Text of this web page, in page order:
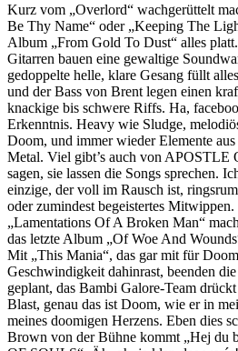
Kurz vom „Overlord“ wachgerüttelt
Be Thy Name“ oder „Keeping The
Album „From Gold To Dust“ alles
Gitarren bauen eine gewaltige
gedoppelte helle, klare Gesang füllt
und der Bass von Brent legen einen
knackige bis schwere Riffs. Ha,
Erkenntnis. Heavy wie Sludge,
Doom, und immer wieder Elemente
Metal. Viel gibt’s auch von
sagen, sie lassen die Songs sprechen.
einzige, der voll im Rausch ist,
oder zumindest begeistertes Mitwippen.
„Lamentations Of A Broken Man“
das letzte Album „Of Woe And
Mit „This Mania“, das gar mit für
Geschwindigkeit dahinrast, beenden
geplant, das Bambi Galore-Team
Blast, genau das ist Doom, wie er in
meines doomigen Herzens. Eben dies
Brown von der Bühne kommt „Hej du